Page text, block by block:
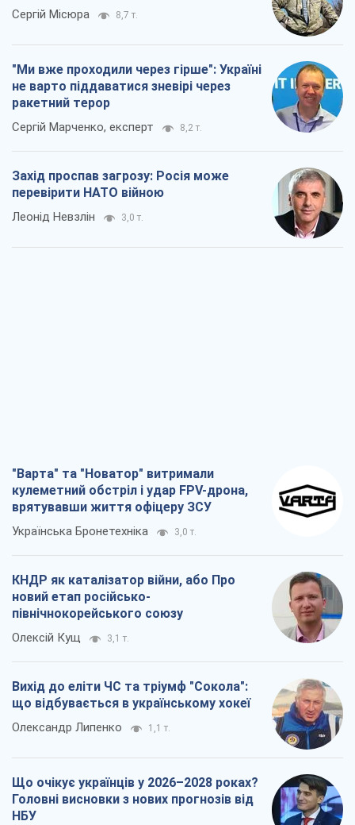
Сергій Місюра 8,7 т.
"Ми вже проходили через гірше": Україні
не варто піддаватися зневірі через
ракетний терор
Сергій Марченко, експерт 8,2 т.
Захід проспав загрозу: Росія може
перевірити НАТО війною
Леонід Невзлін 3,0 т.
"Варта" та "Новатор" витримали
кулеметний обстріл і удар FPV-дрона,
врятувавши життя офіцеру ЗСУ
Українська Бронетехніка 3,0 т.
КНДР як каталізатор війни, або Про
новий етап російсько-
північнокорейського союзу
Олексій Кущ 3,1 т.
Вихід до еліти ЧС та тріумф "Сокола":
що відбувається в українському хокеї
Олександр Липенко 1,1 т.
Що очікує українців у 2026–2028 роках?
Головні висновки з нових прогнозів від
НБУ